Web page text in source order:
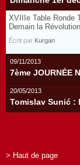
XVIIIe Table Ronde
Demain la
Écrit par Kurgan
09/11/2013
7ème JOURNÉE
20/05/2013
Tomislav Sunić :
> Haut de page